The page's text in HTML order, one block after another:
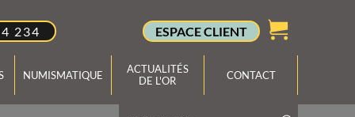
234 ESPACE CLIENT
NUMISMATIQUE
ACTUALITÉS
DE L'OR
CONTACT